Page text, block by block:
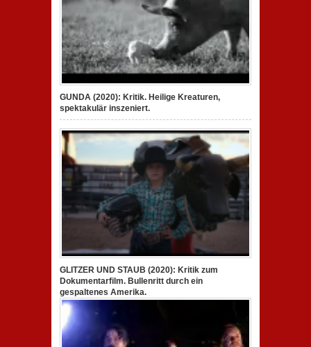
GUNDA (2020): Kritik. Heilige Kreaturen,
spektakulär inszeniert.
GLITZER UND STAUB (2020): Kritik zum
Dokumentarfilm. Bullenritt durch ein
gespaltenes Amerika.